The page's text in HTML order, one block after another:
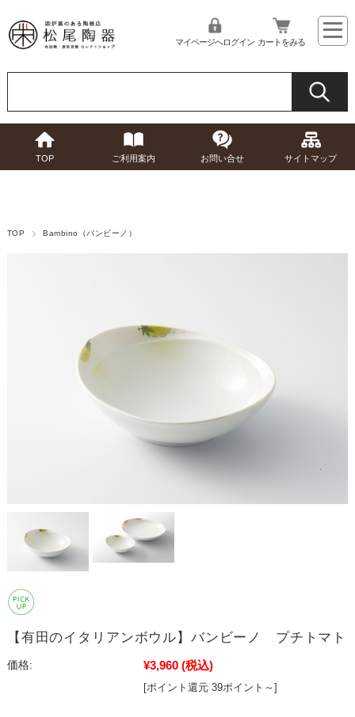
マイページへログイン カートをみる
TOP ご利用案内 お問い合せ サイトマップ
TOP Bambino（バンビーノ）
【有田のイタリアンボウル】バンビーノ プチトマト
価格: ¥3,960 (税込)
[ポイント還元 39ポイント～]